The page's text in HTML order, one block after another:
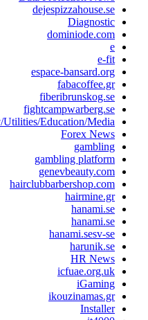
dejespizzahouse.se
Diagnostic
dominiode.com
e
e-fit
espace-bansard.org
fabacoffee.gr
fiberibrunskog.se
fightcampwarberg.se
Utilities/Education/Media
Forex News
gambling
gambling platform
genevbeauty.com
hairclubbarbershop.com
hairmine.gr
hanami.se
hanami.se
hanami.sesv-se
harunik.se
HR News
icfuae.org.uk
iGaming
ikouzinamas.gr
Installer